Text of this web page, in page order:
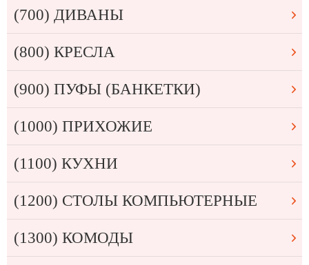
(700) ДИВАНЫ
(800) КРЕСЛА
(900) ПУФЫ (БАНКЕТКИ)
(1000) ПРИХОЖИЕ
(1100) КУХНИ
(1200) СТОЛЫ КОМПЬЮТЕРНЫЕ
(1300) КОМОДЫ